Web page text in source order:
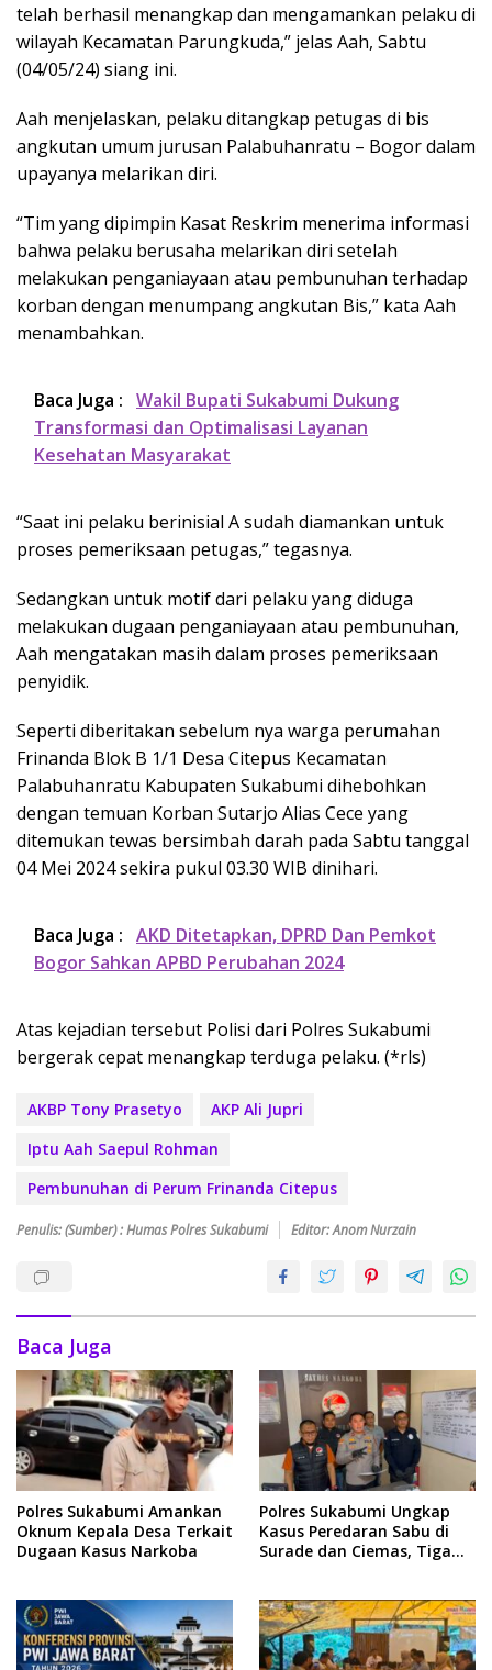
telah berhasil menangkap dan mengamankan pelaku di
wilayah Kecamatan Parungkuda,” jelas Aah, Sabtu
(04/05/24) siang ini.
Aah menjelaskan, pelaku ditangkap petugas di bis
angkutan umum jurusan Palabuhanratu – Bogor dalam
upayanya melarikan diri.
“Tim yang dipimpin Kasat Reskrim menerima informasi
bahwa pelaku berusaha melarikan diri setelah
melakukan penganiayaan atau pembunuhan terhadap
korban dengan menumpang angkutan Bis,” kata Aah
menambahkan.
Baca Juga : Wakil Bupati Sukabumi Dukung
Transformasi dan Optimalisasi Layanan
Kesehatan Masyarakat
“Saat ini pelaku berinisial A sudah diamankan untuk
proses pemeriksaan petugas,” tegasnya.
Sedangkan untuk motif dari pelaku yang diduga
melakukan dugaan penganiayaan atau pembunuhan,
Aah mengatakan masih dalam proses pemeriksaan
penyidik.
Seperti diberitakan sebelum nya warga perumahan
Frinanda Blok B 1/1 Desa Citepus Kecamatan
Palabuhanratu Kabupaten Sukabumi dihebohkan
dengan temuan Korban Sutarjo Alias Cece yang
ditemukan tewas bersimbah darah pada Sabtu tanggal
04 Mei 2024 sekira pukul 03.30 WIB dinihari.
Baca Juga : AKD Ditetapkan, DPRD Dan Pemkot
Bogor Sahkan APBD Perubahan 2024
Atas kejadian tersebut Polisi dari Polres Sukabumi
bergerak cepat menangkap terduga pelaku. (*rls)
AKBP Tony Prasetyo
AKP Ali Jupri
Iptu Aah Saepul Rohman
Pembunuhan di Perum Frinanda Citepus
Penulis: (Sumber) : Humas Polres Sukabumi Editor: Anom Nurzain
Baca Juga
Polres Sukabumi Amankan
Oknum Kepala Desa Terkait
Dugaan Kasus Narkoba
Polres Sukabumi Ungkap
Kasus Peredaran Sabu di
Surade dan Ciemas, Tiga